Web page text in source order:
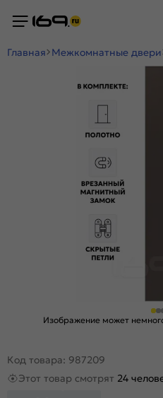
Главная Межкомнатные двери
Изображение может
Код товара: 987209
Этот товар смотрят 24